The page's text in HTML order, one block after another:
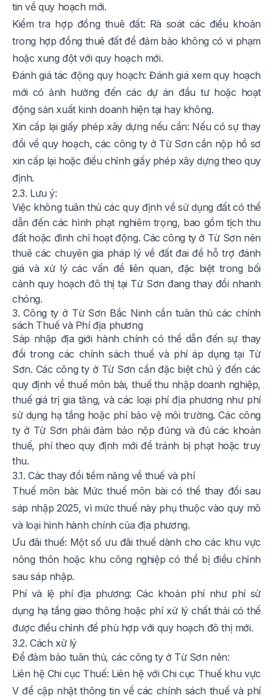
tin về quy hoạch mới.
Kiểm tra hợp đồng thuê đất: Rà soát các điều khoản
trong hợp đồng thuê đất để đảm bảo không có vi phạm
hoặc xung đột với quy hoạch mới.
Đánh giá tác động quy hoạch: Đánh giá xem quy hoạch
mới có ảnh hưởng đến các dự án đầu tư hoặc hoạt
động sản xuất kinh doanh hiện tại hay không.
Xin cấp lại giấy phép xây dựng nếu cần: Nếu có sự thay
đổi về quy hoạch, các công ty ở Từ Sơn cần nộp hồ sơ
xin cấp lại hoặc điều chỉnh giấy phép xây dựng theo quy
định.
2.3. Lưu ý:
Việc không tuân thủ các quy định về sử dụng đất có thể
dẫn đến các hình phạt nghiêm trọng, bao gồm tịch thu
đất hoặc đình chỉ hoạt động. Các công ty ở Từ Sơn nên
thuê các chuyên gia pháp lý về đất đai để hỗ trợ đánh
giá và xử lý các vấn đề liên quan, đặc biệt trong bối
cảnh quy hoạch đô thị tại Từ Sơn đang thay đổi nhanh
chóng.
3. Công ty ở Từ Sơn Bắc Ninh cần tuân thủ các chính
sách Thuế và Phí địa phương
Sáp nhập địa giới hành chính có thể dẫn đến sự thay
đổi trong các chính sách thuế và phí áp dụng tại Từ
Sơn. Các công ty ở Từ Sơn cần đặc biệt chú ý đến các
quy định về thuế môn bài, thuế thu nhập doanh nghiệp,
thuế giá trị gia tăng, và các loại phí địa phương như phí
sử dụng hạ tầng hoặc phí bảo vệ môi trường. Các công
ty ở Từ Sơn phải đảm bảo nộp đúng và đủ các khoản
thuế, phí theo quy định mới để tránh bị phạt hoặc truy
thu.
3.1. Các thay đổi tiềm năng về thuế và phí
Thuế môn bài: Mức thuế môn bài có thể thay đổi sau
sáp nhập 2025, vì mức thuế này phụ thuộc vào quy mô
và loại hình hành chính của địa phương.
Ưu đãi thuế: Một số ưu đãi thuế dành cho các khu vực
nông thôn hoặc khu công nghiệp có thể bị điều chỉnh
sau sáp nhập.
Phí và lệ phí địa phương: Các khoản phí như phí sử
dụng hạ tầng giao thông hoặc phí xử lý chất thải có thể
được điều chỉnh để phù hợp với quy hoạch đô thị mới.
3.2. Cách xử lý
Để đảm bảo tuân thủ, các công ty ở Từ Sơn nên:
Liên hệ Chi cục Thuế: Liên hệ với Chi cục Thuế khu vực
V để cập nhật thông tin về các chính sách thuế và phí